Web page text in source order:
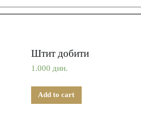
Штит добити
1.000 дин.
Add to cart